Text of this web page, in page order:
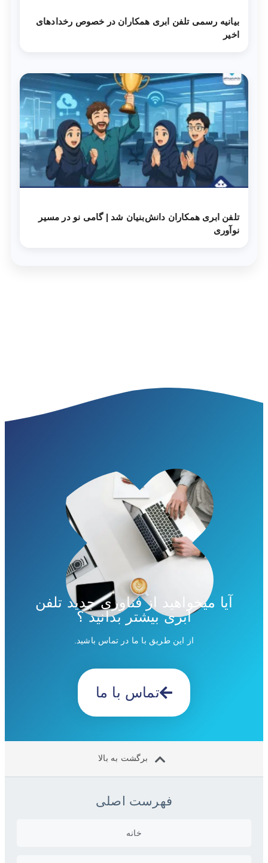
بیانیه رسمی تلفن ابری همکاران در خصوص رخدادهای
اخیر
تلفن ابری همکاران دانش‌‌بنیان شد | گامی نو در مسیر
نوآوری
آیا میخواهید از فناوری جدید تلفن
ابری بیشتر بدانید ؟
از این طریق با ما در تماس باشید.
تماس با ما
برگشت به بالا
فهرست اصلی
خانه